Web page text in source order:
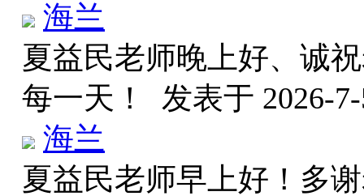
海兰
夏益民老师晚上好、诚
每一天！ 发表于 2026-
海兰
夏益民老师早上好！多